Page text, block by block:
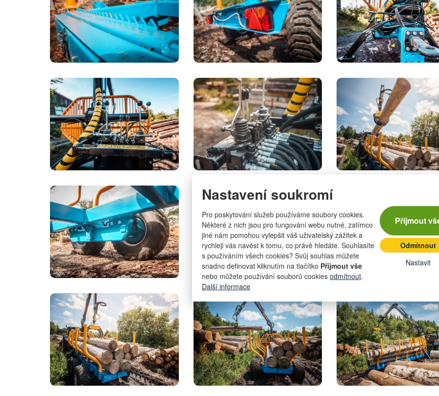
Nastavení soukromí
Pro poskytování služeb používáme soubory cookies.
Některé z nich jsou pro fungování webu nutné, zatímco
jiné nám pomohou vylepšit váš uživatelský zážitek a
rychleji vás navést k tomu, co právě hledáte. Souhlasíte
s používáním všech cookies? Svůj souhlas můžete
snadno definovat kliknutím na tlačítko Přijmout vše
nebo můžete používání souborů cookies odmítnout.
Další informace
Přijmout
Odmítnout
Nastavit